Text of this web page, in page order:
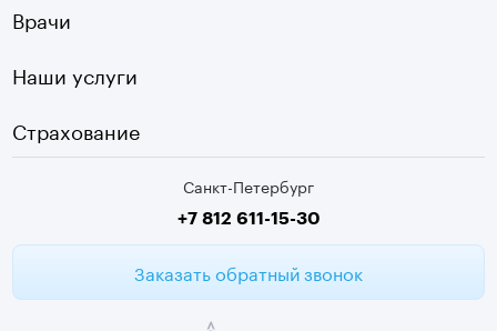
Девяткино
г. Колпино
Чек-ап
ЭКГ
Медицинские анализы
Санкт-Петербург
+7 812 611-15-30
Заказать обратный звонок
Врачи
Наши услуги
Страхование